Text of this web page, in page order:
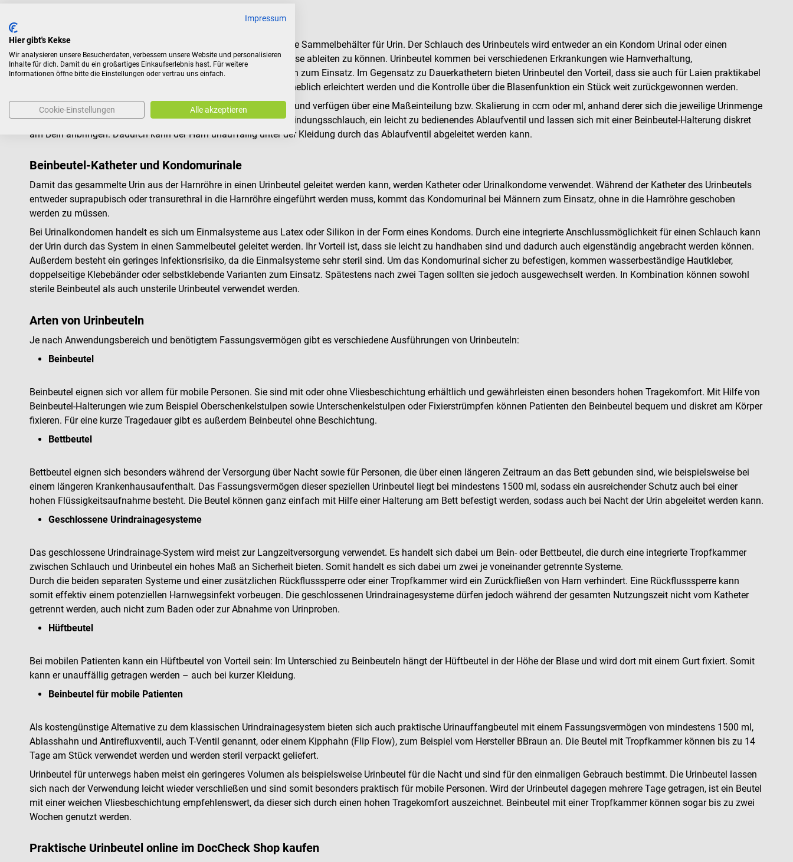
Bei Urinbeuteln handelt es sich um praktische sowie zuverlässige Sammelbehälter für Urin. Der Schlauch des Urinbeutels wird entweder an ein Kondom Urinal oder einen
Katheter angeschlossen, um somit den gesammelten Harn präzise ableiten zu können. Urinbeutel kommen bei verschiedenen Erkrankungen wie Harnverhaltung,
Blaseninkontinenz oder bei anderen Blasenentleerungsstörungen zum Einsatz. Im Gegensatz zu Dauerkathetern bieten Urinbeutel den Vorteil, dass sie auch für Laien praktikabel
in der Anwendung sind. Dadurch kann Betroffenen der Alltag erheblich erleichtert werden und die Kontrolle über die Blasenfunktion ein Stück weit zurückgewonnen werden.
Die meisten Beinbeutel bestehen aus transparentem Kunststoff und verfügen über eine Maßeinteilung bzw. Skalierung in ccm oder ml, anhand derer sich die jeweilige Urinmenge
im Beutel ablesen lässt. Die Urinbeutel verfügen über einen Verbindungsschlauch, ein leicht zu bedienendes Ablaufventil und lassen sich mit einer Beinbeutel-Halterung diskret
am Bein anbringen. Dadurch kann der Harn unauffällig unter der Kleidung durch das Ablaufventil abgeleitet werden kann.
Beinbeutel-Katheter und Kondomurinale
Damit das gesammelte Urin aus der Harnröhre in einen Urinbeutel geleitet werden kann, werden Katheter oder Urinalkondome verwendet. Während der Katheter des Urinbeutels
entweder suprapubisch oder transurethral in die Harnröhre eingeführt werden muss, kommt das Kondomurinal bei Männern zum Einsatz, ohne in die Harnröhre geschoben
werden zu müssen.
Bei Urinalkondomen handelt es sich um Einmalsysteme aus Latex oder Silikon in der Form eines Kondoms. Durch eine integrierte Anschlussmöglichkeit für einen Schlauch kann
der Urin durch das System in einen Sammelbeutel geleitet werden. Ihr Vorteil ist, dass sie leicht zu handhaben sind und dadurch auch eigenständig angebracht werden können.
Außerdem besteht ein geringes Infektionsrisiko, da die Einmalsysteme sehr steril sind. Um das Kondomurinal sicher zu befestigen, kommen wasserbeständige Hautkleber,
doppelseitige Klebebänder oder selbstklebende Varianten zum Einsatz. Spätestens nach zwei Tagen sollten sie jedoch ausgewechselt werden. In Kombination können sowohl
sterile Beinbeutel als auch unsterile Urinbeutel verwendet werden.
Arten von Urinbeuteln
Je nach Anwendungsbereich und benötigtem Fassungsvermögen gibt es verschiedene Ausführungen von Urinbeuteln:
Beinbeutel
Beinbeutel eignen sich vor allem für mobile Personen. Sie sind mit oder ohne Vliesbeschichtung erhältlich und gewährleisten einen besonders hohen Tragekomfort. Mit Hilfe von
Beinbeutel-Halterungen wie zum Beispiel Oberschenkelstulpen sowie Unterschenkelstulpen oder Fixierstrümpfen können Patienten den Beinbeutel bequem und diskret am Körper
fixieren. Für eine kurze Tragedauer gibt es außerdem Beinbeutel ohne Beschichtung.
Bettbeutel
Bettbeutel eignen sich besonders während der Versorgung über Nacht sowie für Personen, die über einen längeren Zeitraum an das Bett gebunden sind, wie beispielsweise bei
einem längeren Krankenhausaufenthalt. Das Fassungsvermögen dieser speziellen Urinbeutel liegt bei mindestens 1500 ml, sodass ein ausreichender Schutz auch bei einer
hohen Flüssigkeitsaufnahme besteht. Die Beutel können ganz einfach mit Hilfe einer Halterung am Bett befestigt werden, sodass auch bei Nacht der Urin abgeleitet werden kann.
Geschlossene Urindrainagesysteme
Das geschlossene Urindrainage-System wird meist zur Langzeitversorgung verwendet. Es handelt sich dabei um Bein- oder Bettbeutel, die durch eine integrierte Tropfkammer
zwischen Schlauch und Urinbeutel ein hohes Maß an Sicherheit bieten. Somit handelt es sich dabei um zwei je voneinander getrennte Systeme.
Durch die beiden separaten Systeme und einer zusätzlichen Rückflusssperre oder einer Tropfkammer wird ein Zurückfließen von Harn verhindert. Eine Rückflusssperre kann
somit effektiv einem potenziellen Harnwegsinfekt vorbeugen. Die geschlossenen Urindrainagesysteme dürfen jedoch während der gesamten Nutzungszeit nicht vom Katheter
getrennt werden, auch nicht zum Baden oder zur Abnahme von Urinproben.
Hüftbeutel
Bei mobilen Patienten kann ein Hüftbeutel von Vorteil sein: Im Unterschied zu Beinbeuteln hängt der Hüftbeutel in der Höhe der Blase und wird dort mit einem Gurt fixiert. Somit
kann er unauffällig getragen werden – auch bei kurzer Kleidung.
Beinbeutel für mobile Patienten
Als kostengünstige Alternative zu dem klassischen Urindrainagesystem bieten sich auch praktische Urinauffangbeutel mit einem Fassungsvermögen von mindestens 1500 ml,
Ablasshahn und Antirefluxventil, auch T-Ventil genannt, oder einem Kipphahn (Flip Flow), zum Beispiel vom Hersteller BBraun an. Die Beutel mit Tropfkammer können bis zu 14
Tage am Stück verwendet werden und werden steril verpackt geliefert.
Urinbeutel für unterwegs haben meist ein geringeres Volumen als beispielsweise Urinbeutel für die Nacht und sind für den einmaligen Gebrauch bestimmt. Die Urinbeutel lassen
sich nach der Verwendung leicht wieder verschließen und sind somit besonders praktisch für mobile Personen. Wird der Urinbeutel dagegen mehrere Tage getragen, ist ein Beutel
mit einer weichen Vliesbeschichtung empfehlenswert, da dieser sich durch einen hohen Tragekomfort auszeichnet. Beinbeutel mit einer Tropfkammer können sogar bis zu zwei
Wochen genutzt werden.
Praktische Urinbeutel online im DocCheck Shop kaufen
Impressum
Hier gibt's Kekse
Wir analysieren unsere Besucherdaten, verbessern unsere Website und personalisieren
Inhalte für dich. Damit du ein großartiges Einkaufserlebnis hast. Für weitere
Informationen öffne bitte die Einstellungen oder vertrau uns einfach.
Cookie-Einstellungen Alle akzeptieren